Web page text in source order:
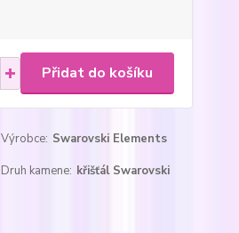
Přidat do košíku
Výrobce: Swarovski Elements
Druh kamene: křišťál Swarovski